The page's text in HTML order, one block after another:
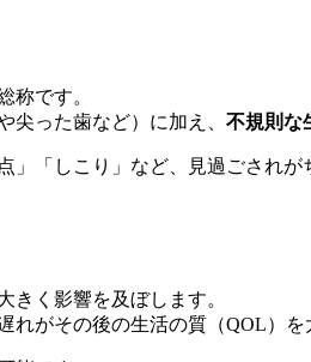
称です。
尖った歯など）に加え、 不規則な
「しこり」など、見過ごされが
きく影響を及ぼします。
がその後の生活の質（QOL）を